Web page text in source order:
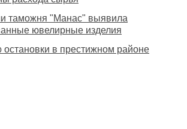
таможня "Манас" выявила
ювелирные изделия
остановки в престижном районе